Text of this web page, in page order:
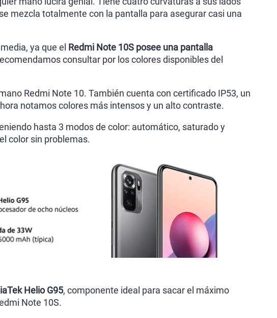
mezcla totalmente con la pantalla para asegurar casi una
ya que el Redmi Note 10S posee una pantalla
consultar por los colores disponibles del
Redmi Note 10. También cuenta con certificado IP53, un
notamos colores más intensos y un alto contraste.
hasta 3 modos de color: automático, saturado y
color sin problemas.
Helio G95, componente ideal para sacar el máximo
Note 10S.